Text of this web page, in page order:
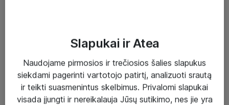
Paslaugos
Sprendimai
Slapukai ir Atea
Naudojame pirmosios ir trečiosios šalies slapukus
siekdami pagerinti vartotojo patirtį, analizuoti srautą
ir teikti suasmenintus skelbimus. Privalomi slapukai
visada įjungti ir nereikalauja Jūsų sutikimo, nes jie yra